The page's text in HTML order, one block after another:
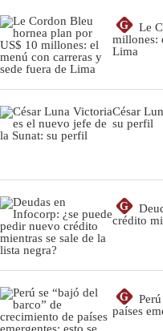
G
Le
millones:
Lima
César
su perfil
G
crédito
G
países